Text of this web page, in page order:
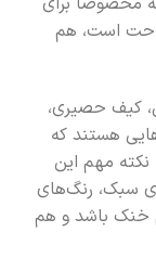
است، هم
کیف حصیری،
هستند که
مهم این
سبک، رنگ‌های
خنک باشد و هم